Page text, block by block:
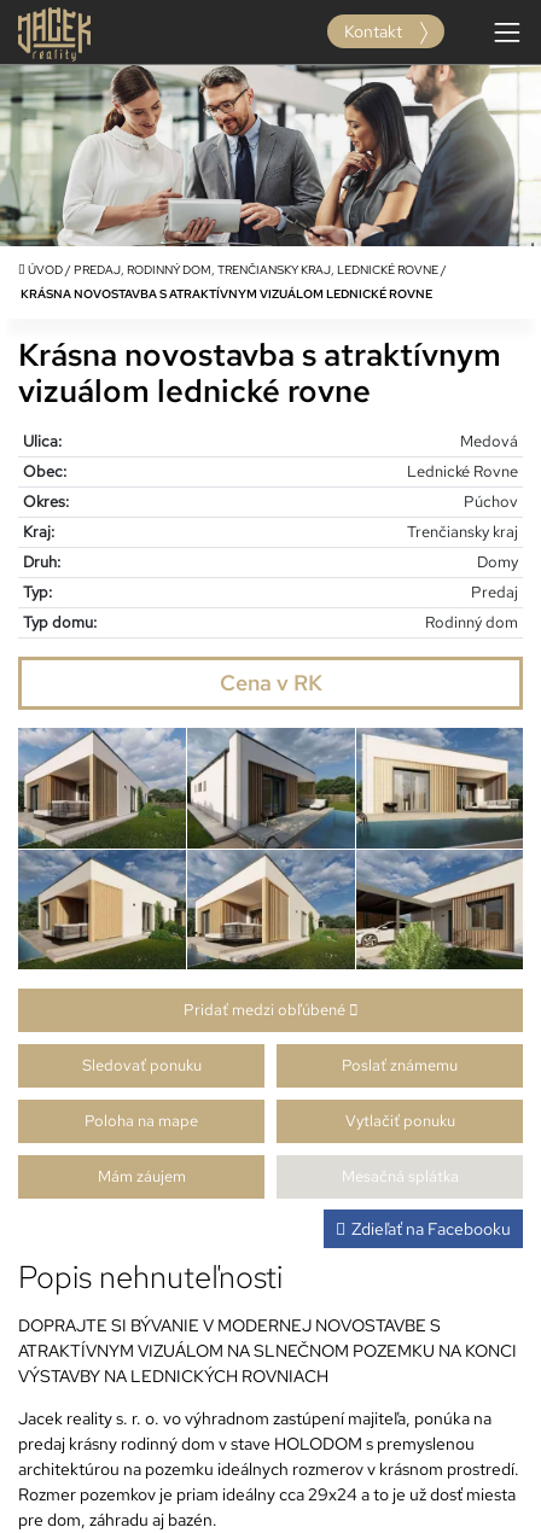
Kontakt
ÚVOD/ PREDAJ, RODINNÝ DOM, TRENČIANSKY KRAJ, LEDNICKÉ ROVNE/
KRÁSNA NOVOSTAVBA S ATRAKTÍVNYM VIZUÁLOM LEDNICKÉ ROVNE
Krásna novostavba s atraktívnym
vizuálom lednické rovne
Ulica:
Medová
Obec:
Lednické Rovne
Okres:
Púchov
Kraj:
Trenčiansky kraj
Druh:
Domy
Typ:
Predaj
Typ domu:
Rodinný dom
Cena v RK
Pridať medzi obľúbené
Sledovať ponuku Poslať známemu
Poloha na mape Vytlačiť ponuku
Mám záujem Mesačná splátka
Popis nehnuteľnosti
Zdieľať na Facebooku
DOPRAJTE SI BÝVANIE V MODERNEJ NOVOSTAVBE S
ATRAKTÍVNYM VIZUÁLOM NA SLNEČNOM POZEMKU NA KONCI
VÝSTAVBY NA LEDNICKÝCH ROVNIACH
Jacek reality s. r. o. vo výhradnom zastúpení majiteľa, ponúka na
predaj krásny rodinný dom v stave HOLODOM s premyslenou
architektúrou na pozemku ideálnych rozmerov v krásnom prostredí.
Rozmer pozemkov je priam ideálny cca 29x24 a to je už dosť miesta
pre dom, záhradu aj bazén.